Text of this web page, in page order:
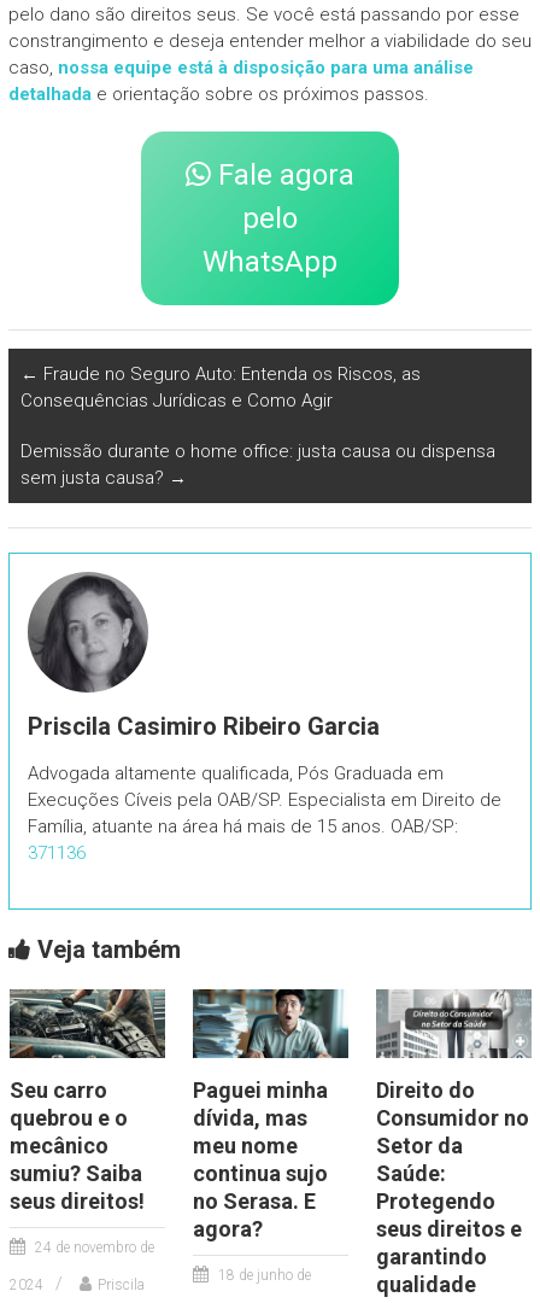
pelo dano são direitos seus. Se você está passando por esse
constrangimento e deseja entender melhor a viabilidade do seu
caso, nossa equipe está à disposição para uma análise
detalhadae orientação sobre os próximos passos.
Fale agora
pelo
WhatsApp
← Fraude no Seguro Auto: Entenda os Riscos, as
Consequências Jurídicas e Como Agir
Demissão durante o home office: justa causa ou dispensa
sem justa causa? →
Priscila Casimiro Ribeiro Garcia
Advogada altamente qualificada, Pós Graduada em
Execuções Cíveis pela OAB/SP. Especialista em Direito de
Família, atuante na área há mais de 15 anos. OAB/SP:
371136
Veja também
Seu carro
quebrou e o
mecânico
sumiu? Saiba
seus direitos!
24 de novembro de
2024 Priscila
Paguei minha
dívida, mas
meu nome
continua sujo
no Serasa. E
agora?
18 de junho de
Direito do
Consumidor no
Setor da
Saúde:
Protegendo
seus direitos e
garantindo
qualidade